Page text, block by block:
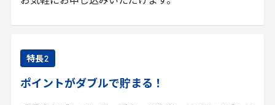
特長2
ポイントがダブルで貯まる！